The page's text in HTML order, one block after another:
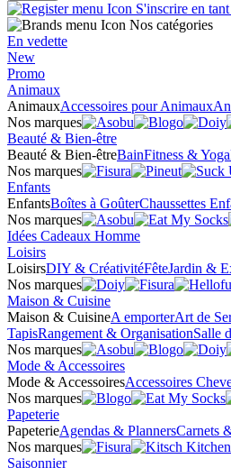
S'inscrire en
Nos catégories
En vedette
New
Promo
Animaux
AnimauxAccessoires pour Animaux
Nos marques
Beauté & Bien-être
Beauté & Bien-êtreBainFitness & Yoga
Nos marques
Enfants
EnfantsBoîtes à GoûterChaussettes
Nos marques
Idées Cadeaux Homme
Loisirs
LoisirsDIY & CréativitéFêteJardin &
Nos marques
Maison & Cuisine
Maison & CuisineA emporterArt de
TapisRangement & OrganisationSalle
Nos marques
Mode & Accessoires
Mode & AccessoiresAccessoires
Nos marques
Papeterie
PapeterieAgendas & PlannersCarnets
Nos marques
Saisonnier